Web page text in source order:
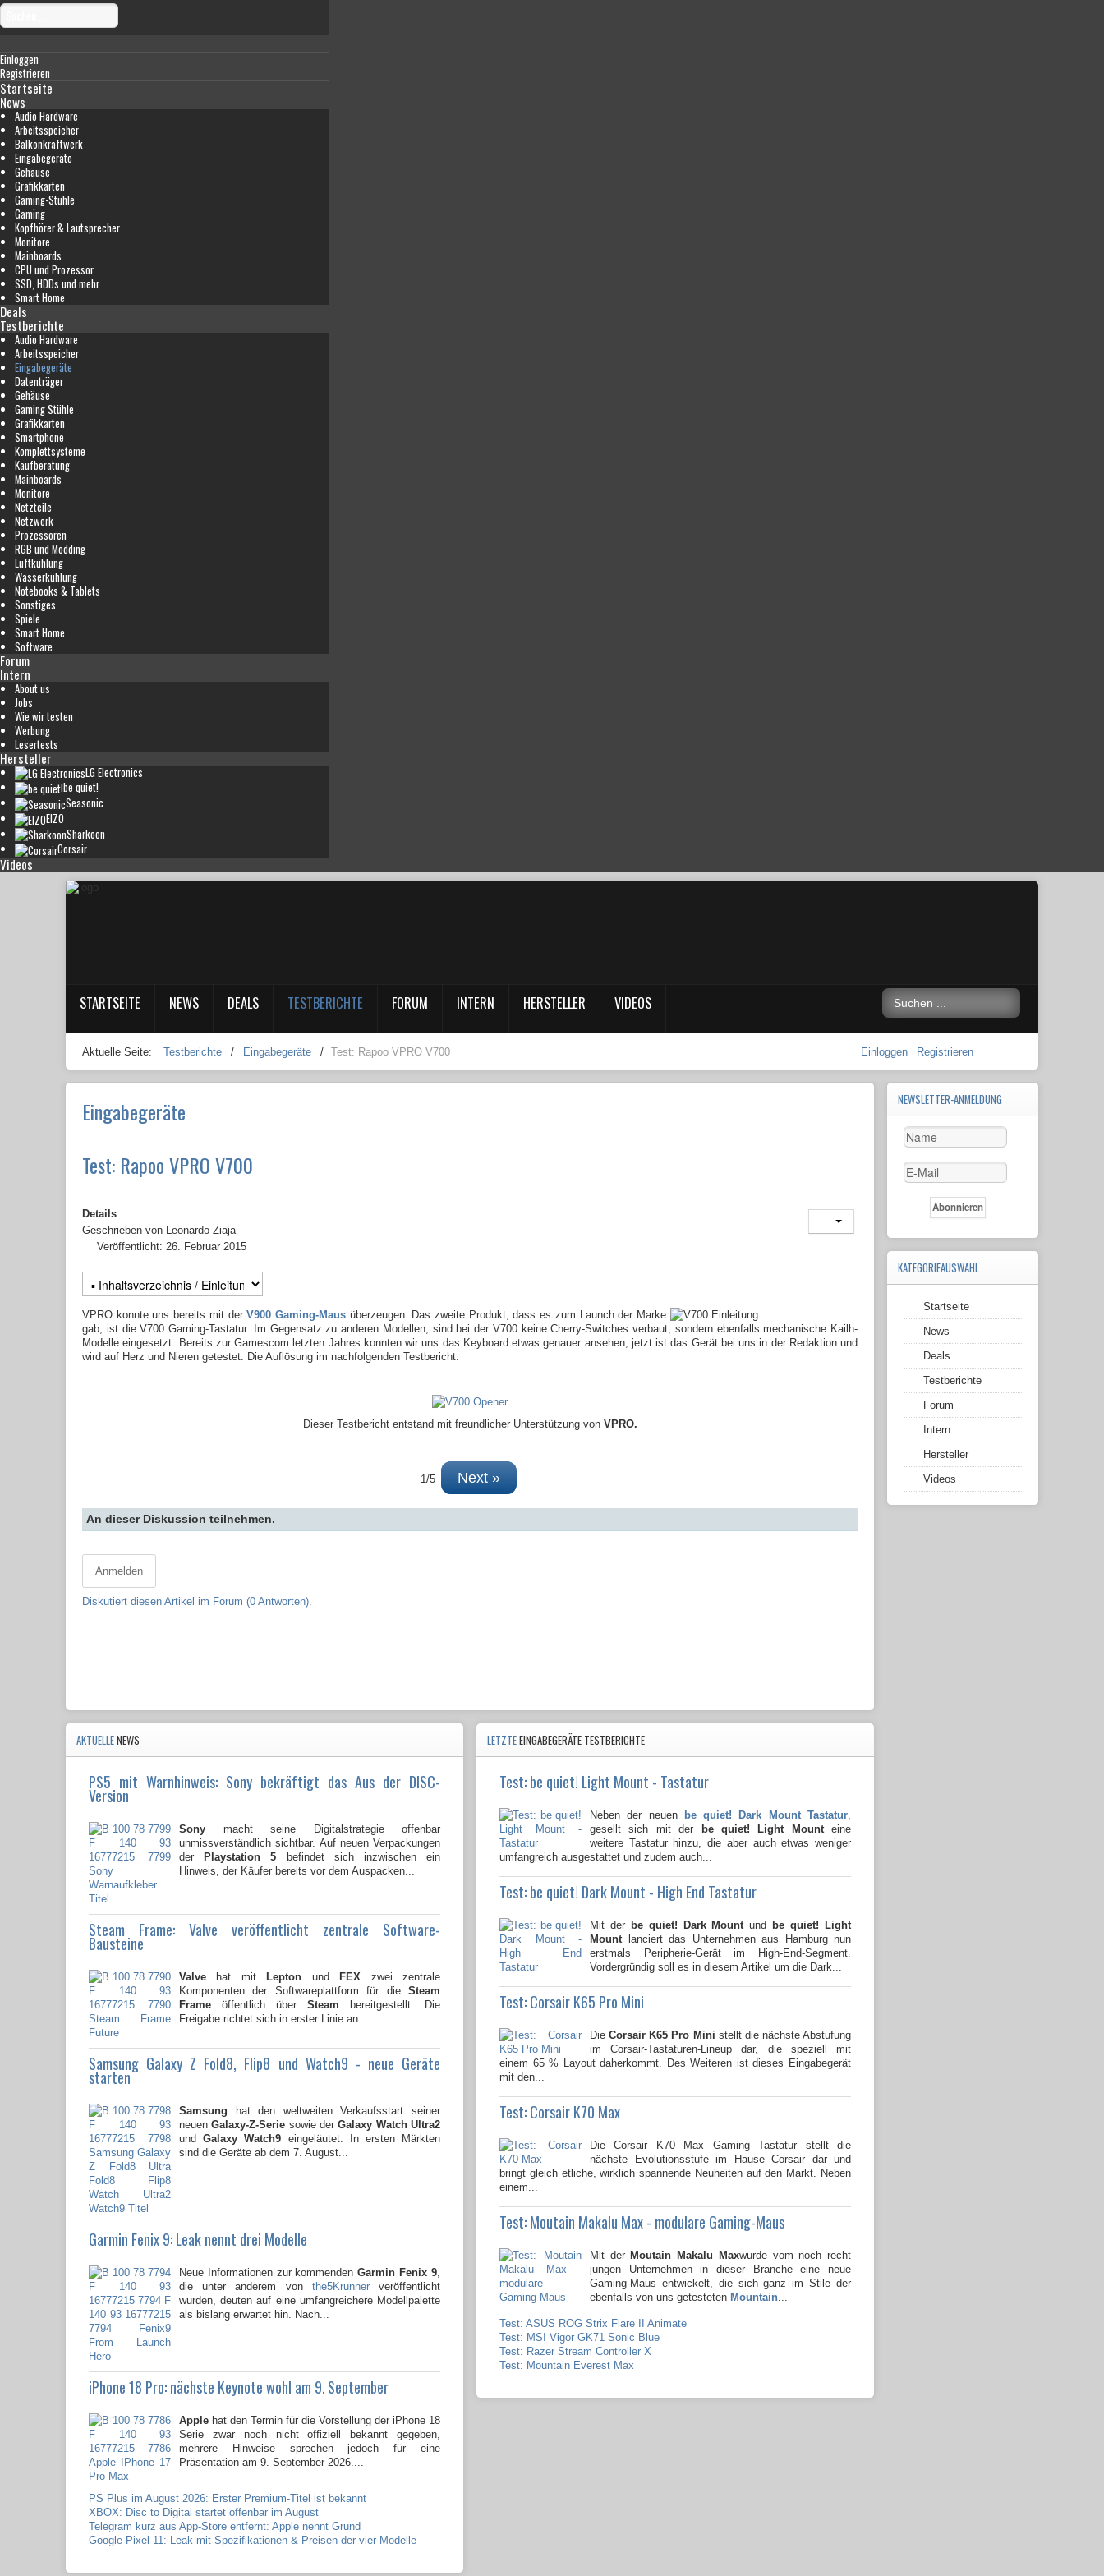
Einloggen
Registrieren
Startseite
News
Audio Hardware
Arbeitsspeicher
Balkonkraftwerk
Eingabegeräte
Gehäuse
Grafikkarten
Gaming-Stühle
Gaming
Kopfhörer & Lautsprecher
Monitore
Mainboards
CPU und Prozessor
SSD, HDDs und mehr
Smart Home
Deals
Testberichte
Audio Hardware
Arbeitsspeicher
Eingabegeräte
Datenträger
Gehäuse
Gaming Stühle
Grafikkarten
Smartphone
Komplettsysteme
Kaufberatung
Mainboards
Monitore
Netzteile
Netzwerk
Prozessoren
RGB und Modding
Luftkühlung
Wasserkühlung
Notebooks & Tablets
Sonstiges
Spiele
Smart Home
Software
Forum
Intern
About us
Jobs
Wie wir testen
Werbung
Lesertests
Hersteller
LG Electronics
be quiet!
Seasonic
EIZO
Sharkoon
Corsair
Videos
STARTSEITE NEWS DEALS TESTBERICHTE FORUM INTERN HERSTELLER VIDEOS
Aktuelle Seite: Testberichte / Eingabegeräte / Test: Rapoo VPRO V700 Einloggen Registrieren
Eingabegeräte
Test: Rapoo VPRO V700
Details
Geschrieben von Leonardo Ziaja
Veröffentlicht: 26. Februar 2015
VPRO konnte uns bereits mit derV900 Gaming-Mausüberzeugen. Das zweite Produkt, dass es zum Launch der Marke
gab, ist die V700 Gaming-Tastatur. Im Gegensatz zu anderen Modellen, sind bei der V700 keine Cherry-Switches verbaut, sondern ebenfalls mechanische Kailh-
Modelle eingesetzt. Bereits zur Gamescom letzten Jahres konnten wir uns das Keyboard etwas genauer ansehen, jetzt ist das Gerät bei uns in der Redaktion und
wird auf Herz und Nieren getestet. Die Auflösung im nachfolgenden Testbericht.
Dieser Testbericht entstand mit freundlicher Unterstützung von VPRO.
1/5 Next »
An dieser Diskussion teilnehmen.
Anmelden
Diskutiert diesen Artikel im Forum (0 Antworten).
AKTUELLENEWS
PS5 mit Warnhinweis: Sony bekräftigt das Aus der DISC-
Version
Sony macht seine Digitalstrategie offenbar
unmissverständlich sichtbar. Auf neuen Verpackungen
der
Playstation 5 befindet sich inzwischen ein
Hinweis, der Käufer bereits vor dem Auspacken...
Steam Frame: Valve veröffentlicht zentrale Software-
Bausteine
Valve hat mit Lepton und FEX zwei zentrale
Komponenten der Softwareplattform für die Steam
Frame öffentlich über Steam bereitgestellt. Die
Freigabe richtet sich in erster Linie an...
Samsung Galaxy Z Fold8, Flip8 und Watch9 - neue Geräte
starten
Samsung hat den weltweiten Verkaufsstart seiner
neuenGalaxy-Z-Serie sowie der Galaxy Watch Ultra2
undGalaxy Watch9 eingeläutet. In ersten Märkten
sind die Geräte ab dem 7. August...
Garmin Fenix 9: Leak nennt drei Modelle
Neue Informationen zur kommendenGarmin Fenix 9,
die unter anderem von the5Krunnerveröffentlicht
wurden, deuten auf eine umfangreichere Modellpalette
als bislang erwartet hin. Nach...
iPhone 18 Pro: nächste Keynote wohl am 9. September
Apple hat den Termin für die Vorstellung der iPhone 18
Serie zwar noch nicht offiziell bekannt gegeben,
mehrere Hinweise sprechen jedoch für eine
Präsentation am 9. September 2026....
PS Plus im August 2026: Erster Premium-Titel ist bekannt
XBOX: Disc to Digital startet offenbar im August
Telegram kurz aus App-Store entfernt: Apple nennt Grund
Google Pixel 11: Leak mit Spezifikationen & Preisen der vier Modelle
LETZTEEINGABEGERÄTE TESTBERICHTE
Test: be quiet! Light Mount - Tastatur
Neben der neuen be quiet! Dark Mount Tastatur,
gesellt sich mit der
be quiet! Light Mounteine
weitere Tastatur hinzu, die aber auch etwas weniger
umfangreich ausgestattet und zudem auch...
Test: be quiet! Dark Mount - High End Tastatur
Mit der be quiet! Dark Mountund
be quiet! Light
Mountlanciert das Unternehmen aus Hamburg nun
erstmals Peripherie-Gerät im High-End-Segment.
Vordergründig soll es in diesem Artikel um die Dark...
Test: Corsair K65 Pro Mini
DieCorsair K65 Pro Mini stellt die nächste Abstufung
im Corsair-Tastaturen-Lineup dar, die speziell mit
einem 65 % Layout daherkommt. Des Weiteren ist dieses Eingabegerät
mit den...
Test: Corsair K70 Max
Die Corsair K70 Max Gaming Tastatur stellt die
nächste Evolutionsstufe im Hause Corsair dar und
bringt gleich etliche, wirklich spannende Neuheiten auf den Markt. Neben
einem...
Test: Moutain Makalu Max - modulare Gaming-Maus
Mit derMoutain Makalu Maxwurde vom noch recht
jungen Unternehmen in dieser Branche eine neue
Gaming-Maus entwickelt, die sich ganz im Stile der
ebenfalls von uns getesteten Mountain...
Test: ASUS ROG Strix Flare II Animate
Test: MSI Vigor GK71 Sonic Blue
Test: Razer Stream Controller X
Test: Mountain Everest Max
NEWSLETTER-ANMELDUNG
KATEGORIEAUSWAHL
Startseite
News
Deals
Testberichte
Forum
Intern
Hersteller
Videos